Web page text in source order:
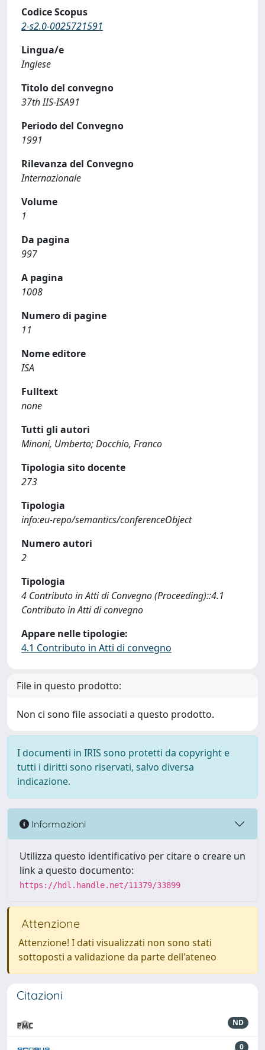
Codice Scopus
2-s2.0-0025721591
Lingua/e
Inglese
Titolo del convegno
37th IIS-ISA91
Periodo del Convegno
1991
Rilevanza del Convegno
Internazionale
Volume
1
Da pagina
997
A pagina
1008
Numero di pagine
11
Nome editore
ISA
Fulltext
none
Tutti gli autori
Minoni, Umberto; Docchio, Franco
Tipologia sito docente
273
Tipologia
info:eu-repo/semantics/conferenceObject
Numero autori
2
Tipologia
4 Contributo in Atti di Convegno (Proceeding)::4.1
Contributo in Atti di convegno
Appare nelle tipologie:
4.1 Contributo in Atti di convegno
File in questo prodotto:
Non ci sono file associati a questo prodotto.
I documenti in IRIS sono protetti da copyright e
tutti i diritti sono riservati, salvo diversa
indicazione.
Informazioni
Utilizza questo identificativo per citare o creare un
link a questo documento:
https://hdl.handle.net/11379/33899
Attenzione
Attenzione! I dati visualizzati non sono stati
sottoposti a validazione da parte dell'ateneo
Citazioni
ND
0